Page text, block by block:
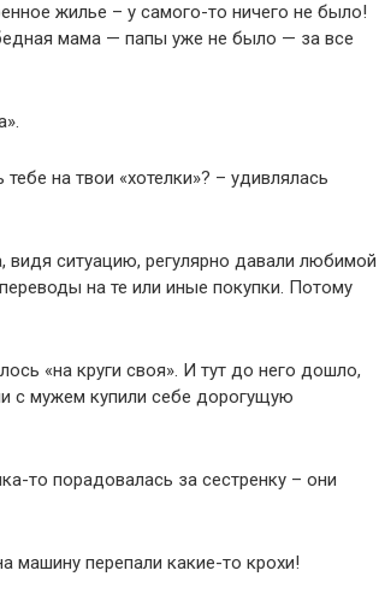
жилье – у самого-то ничего не было!
мама — папы уже не было — за все
на твои «хотелки»? – удивлялась
ситуацию, регулярно давали любимой
на те или иные покупки. Потому
«на круги своя». И тут до него дошло,
с мужем купили себе дорогущую
то порадовалась за сестренку – они
машину перепали какие-то крохи!